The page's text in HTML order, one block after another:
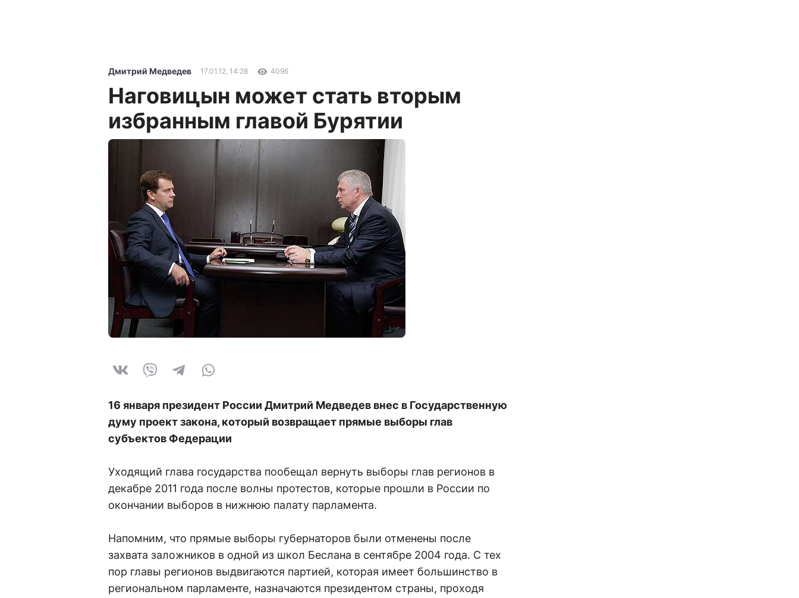
Дмитрий Медведев 17.01.12, 14:28 4096
Наговицын может стать вторым
избранным главой Бурятии
16 января президент России Дмитрий Медведев внес в Государственную
думу проект закона, который возвращает прямые выборы глав
субъектов Федерации
Уходящий глава государства пообещал вернуть выборы глав регионов в
декабре 2011 года после волны протестов, которые прошли в России по
окончании выборов в нижнюю палату парламента.
Напомним, что прямые выборы губернаторов были отменены после
захвата заложников в одной из школ Беслана в сентябре 2004 года. С тех
пор главы регионов выдвигаются партией, которая имеет большинство в
региональном парламенте, назначаются президентом страны, проходя